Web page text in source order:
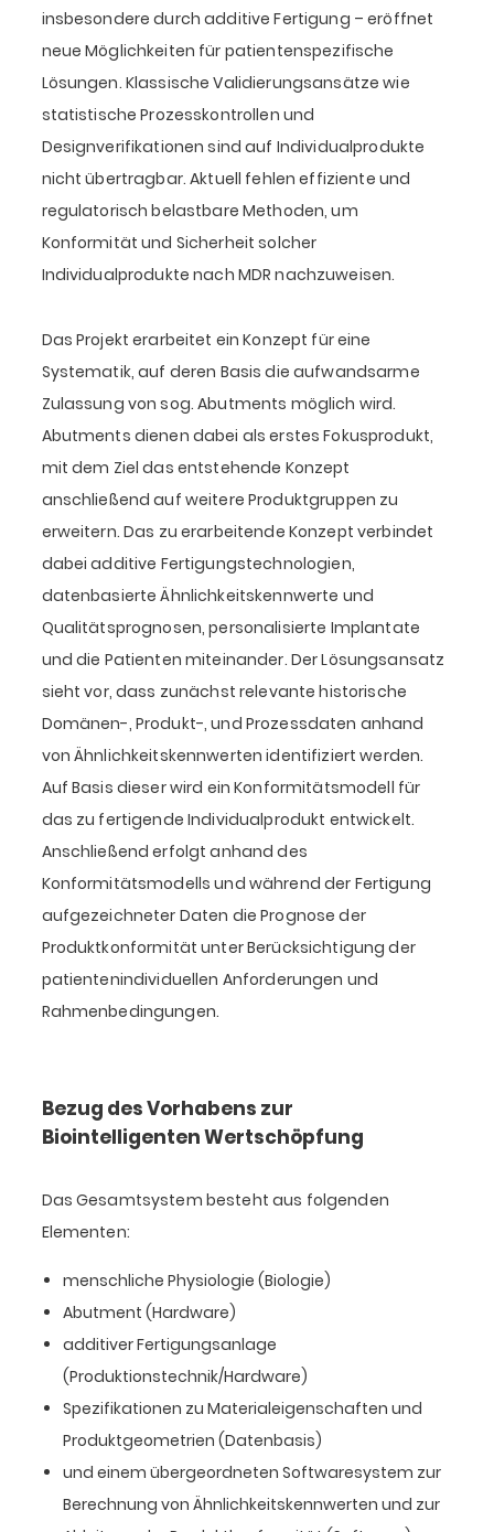
insbesondere durch additive Fertigung – eröffnet
neue Möglichkeiten für patientenspezifische
Lösungen. Klassische Validierungsansätze wie
statistische Prozesskontrollen und
Designverifikationen sind auf Individualprodukte
nicht übertragbar. Aktuell fehlen effiziente und
regulatorisch belastbare Methoden, um
Konformität und Sicherheit solcher
Individualprodukte nach MDR nachzuweisen.
Das Projekt erarbeitet ein Konzept für eine
Systematik, auf deren Basis die aufwandsarme
Zulassung von sog. Abutments möglich wird.
Abutments dienen dabei als erstes Fokusprodukt,
mit dem Ziel das entstehende Konzept
anschließend auf weitere Produktgruppen zu
erweitern. Das zu erarbeitende Konzept verbindet
dabei additive Fertigungstechnologien,
datenbasierte Ähnlichkeitskennwerte und
Qualitätsprognosen, personalisierte Implantate
und die Patienten miteinander. Der Lösungsansatz
sieht vor, dass zunächst relevante historische
Domänen-, Produkt-, und Prozessdaten anhand
von Ähnlichkeitskennwerten identifiziert werden.
Auf Basis dieser wird ein Konformitätsmodell für
das zu fertigende Individualprodukt entwickelt.
Anschließend erfolgt anhand des
Konformitätsmodells und während der Fertigung
aufgezeichneter Daten die Prognose der
Produktkonformität unter Berücksichtigung der
patientenindividuellen Anforderungen und
Rahmenbedingungen.
Bezug des Vorhabens zur
Biointelligenten Wertschöpfung
Das Gesamtsystem besteht aus folgenden
Elementen:
menschliche Physiologie (Biologie)
Abutment (Hardware)
additiver Fertigungsanlage
(Produktionstechnik/Hardware)
Spezifikationen zu Materialeigenschaften und
Produktgeometrien (Datenbasis)
und einem übergeordneten Softwaresystem zur
Berechnung von Ähnlichkeitskennwerten und zur